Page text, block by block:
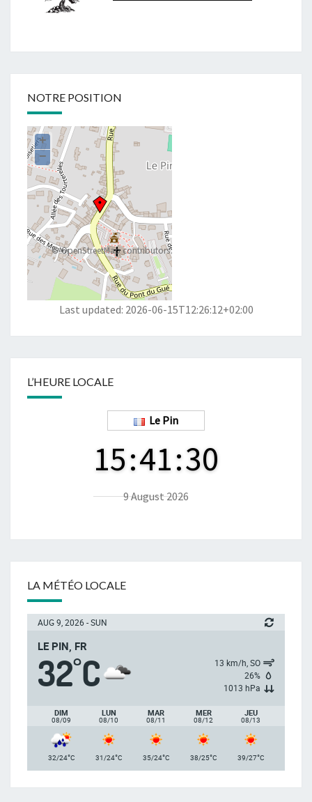
NOTRE POSITION
+
−
©OpenStreetMapcontributors
Last updated: 2026-06-15T12:26:12+02:00
L’HEURE LOCALE
Le Pin
15:41:31
9 August 2026
LA MÉTÉO LOCALE
AUG 9, 2026 - SUN
LE PIN, FR
32°C
13 km/h, SO
26%
1013 hPa
DIM
08/09
LUN
08/10
MAR
08/11
MER
08/12
JEU
08/13
32/24°C 31/24°C 35/24°C 38/25°C 39/27°C